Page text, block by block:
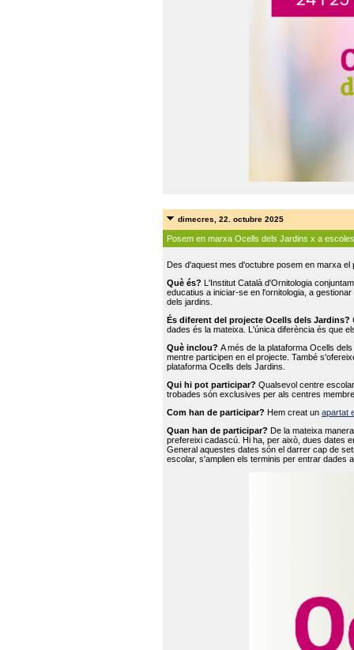
dimecres, 22. octubre 2025
Posem en marxa Ocells dels Jardins x a escoles
Des d'aquest mes d'octubre posem en marxa
Què és? L'Institut Català d'Ornitologia
educatius a iniciar-se en l'ornitologia, a
dels jardins.
És diferent del projecte Ocells dels Jardins?
dades és la mateixa. L'única diferència és que
Què inclou? A més de la plataforma Ocells
mentre participen en el projecte. També
plataforma Ocells dels Jardins.
Qui hi pot participar? Qualsevol centre
trobades són exclusives per als centres
Com han de participar? Hem creat un apartat
Quan han de participar? De la mateixa
prefereixi cadascú. Hi ha, per això, dues dates
General aquestes dates són el darrer cap de
escolar, s'amplien els terminis per entrar dades